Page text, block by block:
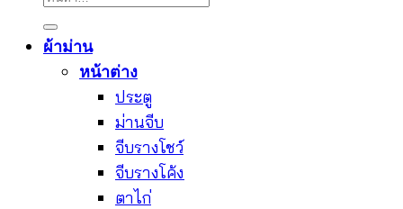
ผ้าม่าน
หน้าต่าง
ประตู
ม่านจีบ
จีบรางโชว์
จีบรางโค้ง
ตาไก่